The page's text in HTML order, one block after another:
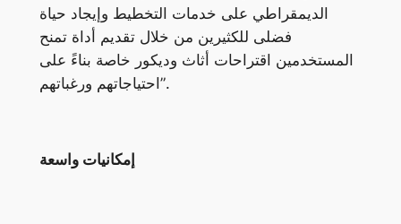
الديمقراطي على خدمات التخطيط وإيجاد حياة
فضلى للكثيرين من خلال تقديم أداة تمنح
المستخدمين اقتراحات أثاث وديكور خاصة بناءً على
احتياجاتهم ورغباتهم”.
إمكانيات واسعة